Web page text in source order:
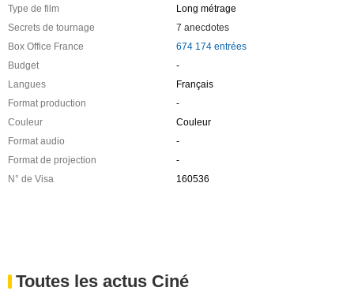
Type de film
Long métrage
Secrets de tournage
7 anecdotes
Box Office France
674 174 entrées
Budget
-
Langues
Français
Format production
-
Couleur
Couleur
Format audio
-
Format de projection
-
N° de Visa
160536
Toutes les actus Ciné